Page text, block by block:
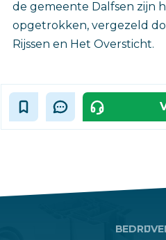
de gemeente Dalfsen zijn
opgetrokken, vergezeld
Rijssen en Het Oversticht.